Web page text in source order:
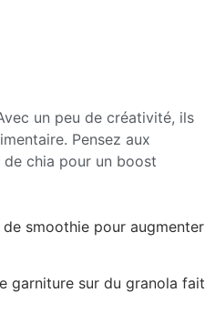
un peu de créativité, ils
Pensez aux
de chia pour un boost
smoothie pour augmenter
garniture sur du granola fait